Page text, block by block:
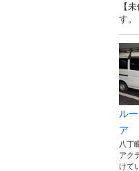
【
す。
ル
ア
八丁
アク
けて